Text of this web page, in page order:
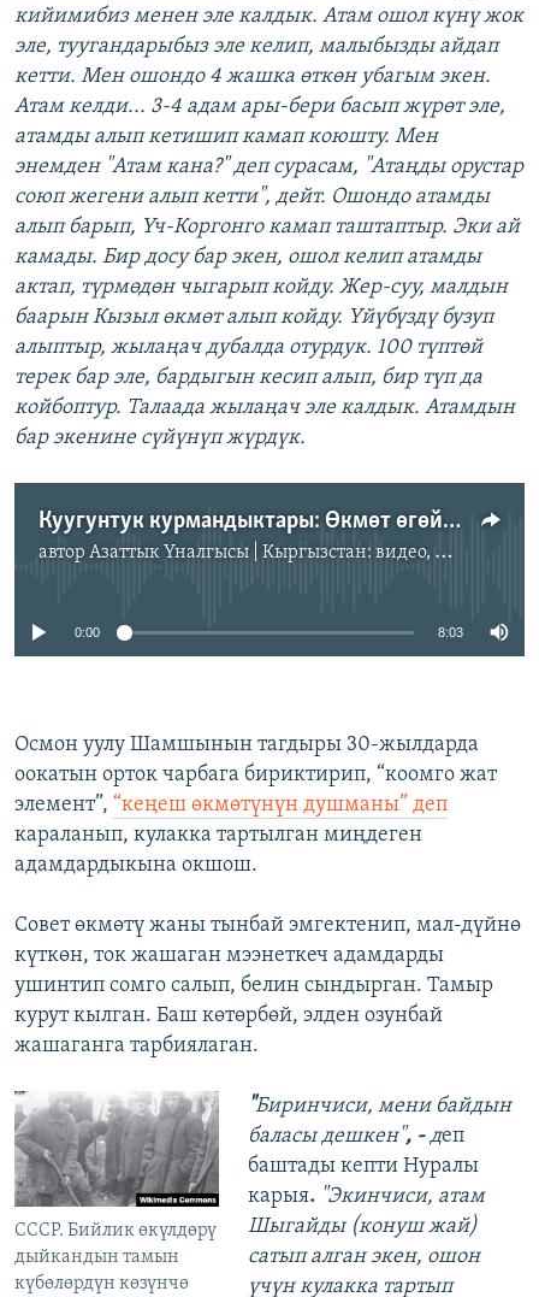
кийимибиз менен эле калдык. Атам ошол күнү жок
эле, туугандарыбыз эле келип, малыбызды айдап
кетти. Мен ошондо 4 жашка өткөн убагым экен.
Атам келди... 3-4 адам ары-бери басып жүрөт эле,
атамды алып кетишип камап коюшту. Мен
энемден "Атам кана?" деп сурасам, "Атаңды орустар
союп жегени алып кетти", дейт. Ошондо атамды
алып барып, Үч-Коргонго камап таштаптыр. Эки ай
камады. Бир досу бар экен, ошол келип атамды
актап, түрмөдөн чыгарып койду. Жер-суу, малдын
баарын Кызыл өкмөт алып койду. Үйүбүздү бузуп
алыптыр, жылаңач дубалда отурдук. 100 түптөй
терек бар эле, бардыгын кесип алып, бир түп да
койбоптур. Талаада жылаңач эле калдык. Атамдын
бар экенине сүйүнүп жүрдүк.
Куугунтук курмандыктары: Өкмөт өгөйлөгөн тагдырлар I
автор Азаттык Үналгысы | Кыргызстан: видео, фото, кабарлар
No media source currently available
0:00 8:03
Осмон уулу Шамшынын тагдыры 30-жылдарда
оокатын орток чарбага бириктирип, “коомго жат
элемент”, “кеңеш өкмөтүнүн душманы” деп
караланып, кулакка тартылган миңдеген
адамдардыкына окшош.
Совет өкмөтү жаны тынбай эмгектенип, мал-дүйнө
күткөн, ток жашаган мээнеткеч адамдарды
ушинтип сомго салып, белин сындырган. Тамыр
курут кылган. Баш көтөрбөй, элден озунбай
жашаганга тарбиялаган.
CCCР. Бийлик өкүлдөрү
дыйкандын тамын
күбөлөрдүн көзүнчө
"Биринчиси, мени байдын
баласы дешкен", -деп
баштады кепти Нуралы
карыя. "Экинчиси, атам
Шыгайды (конуш жай)
сатып алган экен, ошон
үчүн кулакка тартып